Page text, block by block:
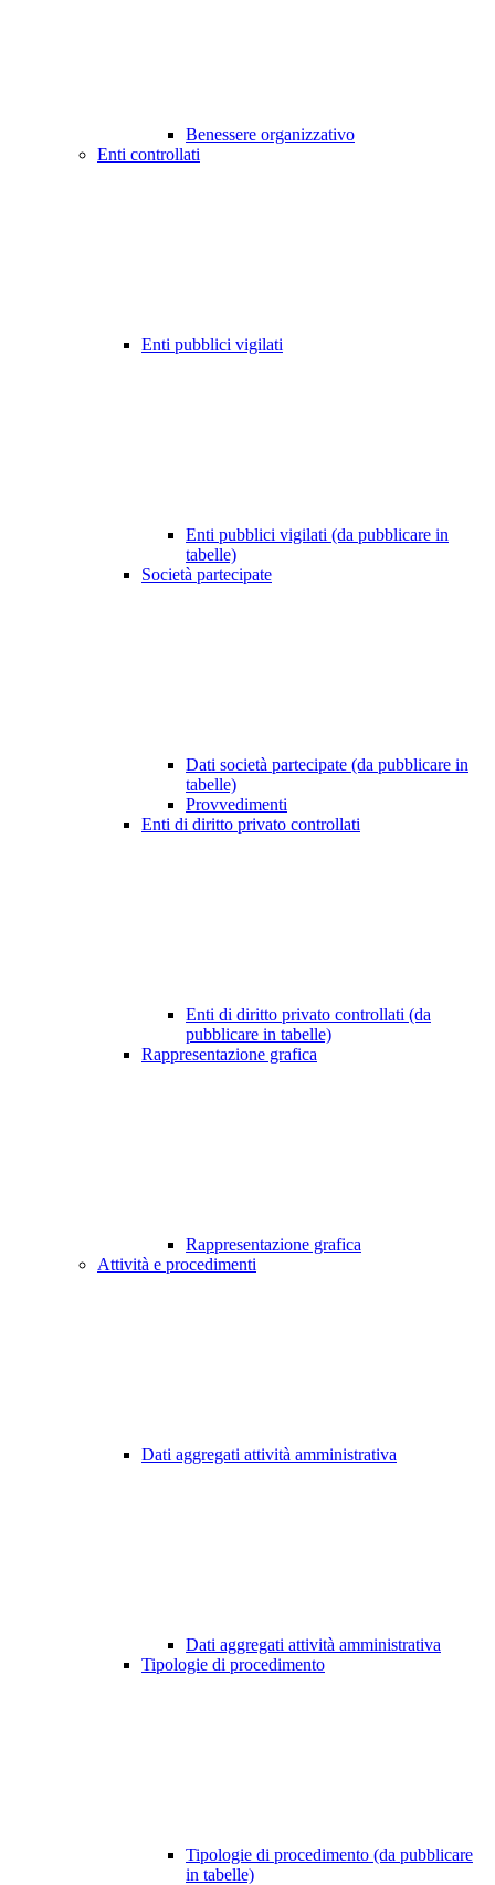
Benessere organizzativo
Enti controllati
Enti pubblici vigilati
Enti pubblici vigilati (da pubblicare in
tabelle)
Società partecipate
Dati società partecipate (da pubblicare in
tabelle)
Provvedimenti
Enti di diritto privato controllati
Enti di diritto privato controllati (da
pubblicare in tabelle)
Rappresentazione grafica
Rappresentazione grafica
Attività e procedimenti
Dati aggregati attività amministrativa
Dati aggregati attività amministrativa
Tipologie di procedimento
Tipologie di procedimento (da pubblicare
in tabelle)